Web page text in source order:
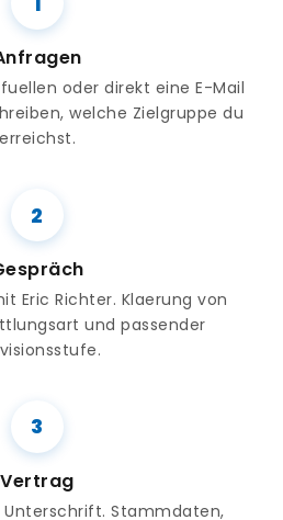
oder direkt eine E-Mail
welche Zielgruppe du
erreichst.
Eric Richter. Klaerung von
und passender
Vertrag
Stammdaten,